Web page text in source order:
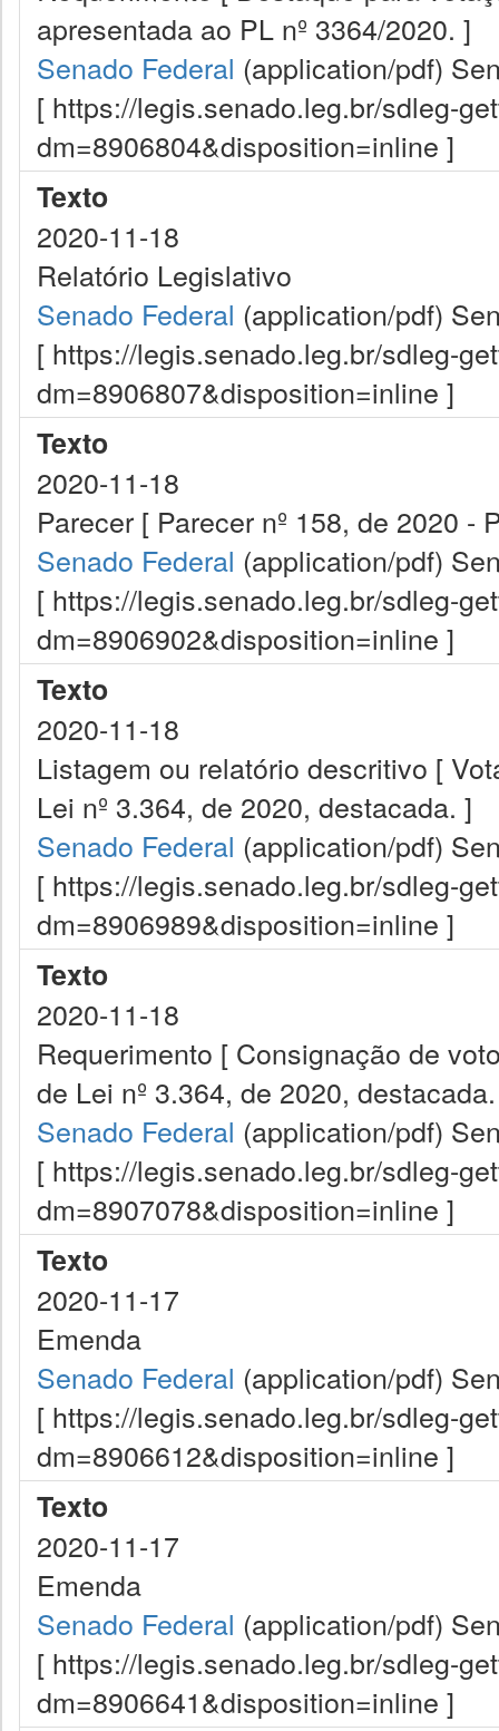
apresentada ao PL nº 3364/2020. ]
Senado Federal (application/pdf)
[ https://legis.senado.leg.br/sdleg-
dm=8906804&disposition=inline ]
Texto
2020-11-18
Relatório Legislativo
Senado Federal (application/pdf)
[ https://legis.senado.leg.br/sdleg-
dm=8906807&disposition=inline ]
Texto
2020-11-18
Parecer [ Parecer nº 158, de 2020 -
Senado Federal (application/pdf)
[ https://legis.senado.leg.br/sdleg-
dm=8906902&disposition=inline ]
Texto
2020-11-18
Listagem ou relatório descritivo [
Lei nº 3.364, de 2020, destacada. ]
Senado Federal (application/pdf)
[ https://legis.senado.leg.br/sdleg-
dm=8906989&disposition=inline ]
Texto
2020-11-18
Requerimento [ Consignação de
de Lei nº 3.364, de 2020,
Senado Federal (application/pdf)
[ https://legis.senado.leg.br/sdleg-
dm=8907078&disposition=inline ]
Texto
2020-11-17
Emenda
Senado Federal (application/pdf)
[ https://legis.senado.leg.br/sdleg-
dm=8906612&disposition=inline ]
Texto
2020-11-17
Emenda
Senado Federal (application/pdf)
[ https://legis.senado.leg.br/sdleg-
dm=8906641&disposition=inline ]